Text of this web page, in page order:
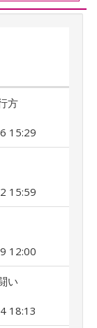
方
15:29
15:59
12:00
い
18:13